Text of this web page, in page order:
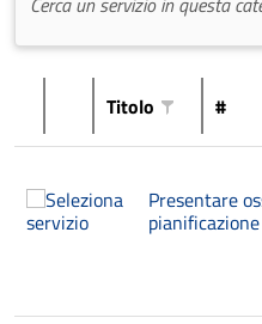
Titolo #
Presentare